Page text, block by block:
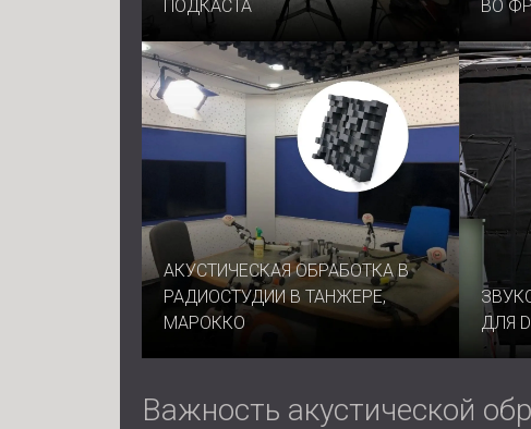
ПОДКАСТА
ВО
АКУСТИЧЕСКАЯ ОБРАБОТКА В
РАДИОСТУДИИ В ТАНЖЕРЕ,
МАРОККО
ДЛЯ
Важность акустической